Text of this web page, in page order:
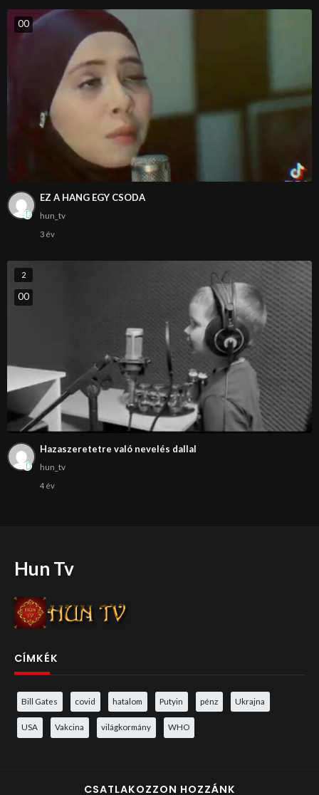
00
EZ A HANG EGY CSODA
hun_tv
3 év
2
00
Hazaszeretetre való nevelés dallal
hun_tv
4 év
Hun Tv
CÍMKÉK
Bill Gates covid hatalom Putyin pénz Ukrajna
USA Vakcina világkormány WHO
CSATLAKOZZON HOZZÁNK